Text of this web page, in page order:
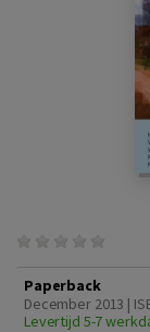
Paperback
December 2013 |
Levertijd 5-7